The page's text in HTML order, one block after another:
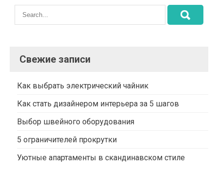
Свежие записи
Как выбрать электрический чайник
Как стать дизайнером интерьера за 5 шагов
Выбор швейного оборудования
5 ограничителей прокрутки
Уютные апартаменты в скандинавском стиле